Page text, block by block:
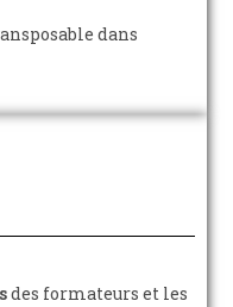
dans
des formateurs et les